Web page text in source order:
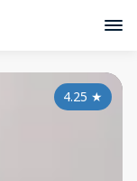
4.25 ★